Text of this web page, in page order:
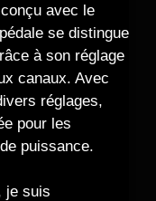
avec le
se distingue
à son réglage
canaux. Avec
réglages,
pour les
puissance.
je suis